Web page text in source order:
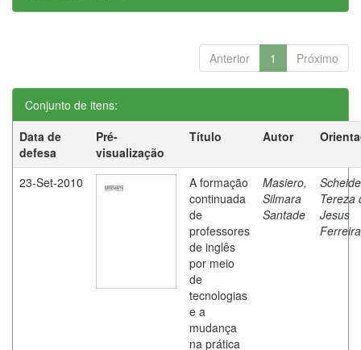
Anterior 1 Próximo
Conjunto de itens:
Data de
defesa
Pré-
visualização
Título Autor
23-Set-2010
A formação
continuada
de
professores
de inglês
por meio
de
tecnologias
e a
mudança
na prática
Masiero,
Silmara
Santade
Tereza
Jesus
Ferreira